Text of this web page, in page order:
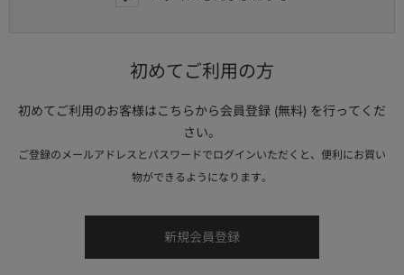
初めてご利用の方
初めてご利用のお客様はこちらから会員登録 (無料) を行ってくだ
さい。
ご登録のメールアドレスとパスワードでログインいただくと、便利にお買い
物ができるようになります。